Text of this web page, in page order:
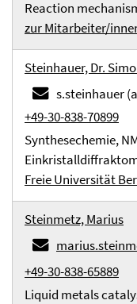
Reaction
zur Mitarbeiter/
Steinhauer, Dr.
s.steinhauer
+49-30-838-70899
Synthesechemie,
Freie Universität
Steinmetz, Marius
+49-30-838-65889
Liquid metals